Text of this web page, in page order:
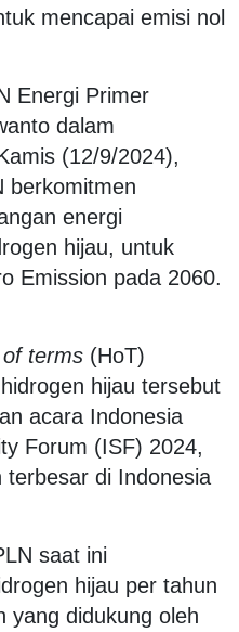
mencapai emisi nol
Energi Primer
dalam
(12/9/2024),
berkomitmen
energi
hijau, untuk
Emission pada 2060.
terms (HoT)
hijau tersebut
acara Indonesia
Forum (ISF) 2024,
terbesar di Indonesia
saat ini
hijau per tahun
yang didukung oleh